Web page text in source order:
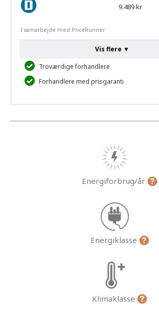
9.489 kr
I samarbejde med PriceRunner
Vis flere ▼
Troværdige forhandlere
Forhandlere med prisgaranti
Energiforbrug/år
Energiklasse
Klimaklasse